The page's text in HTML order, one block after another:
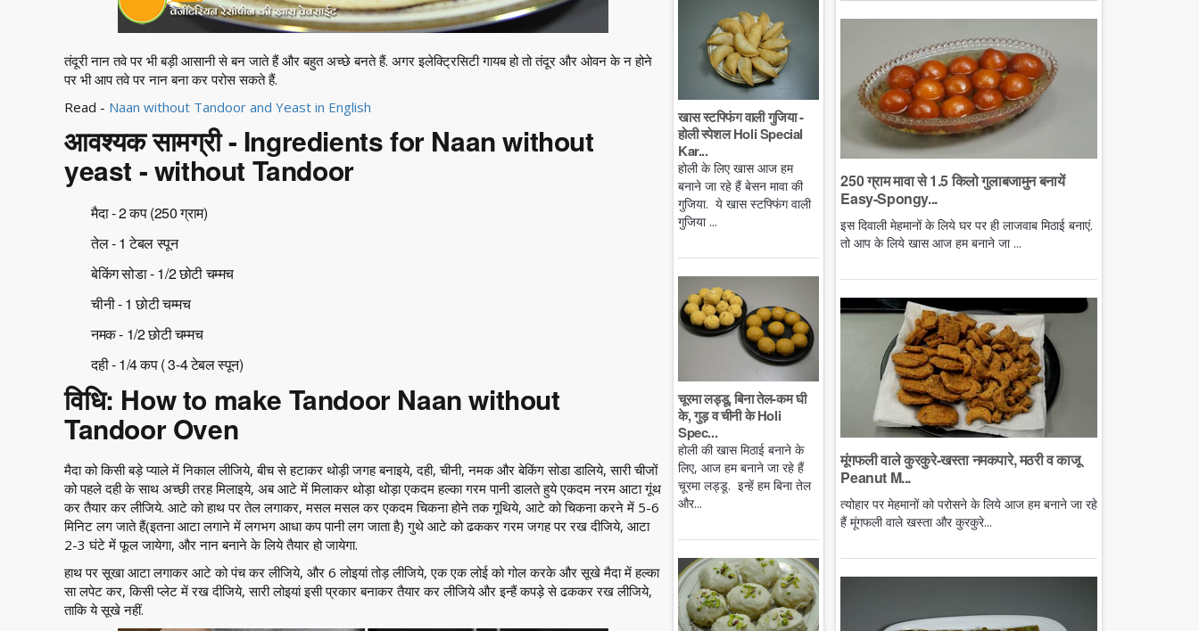
तंदूरी नान तवे पर भी बड़ी आसानी से बन जाते हैं और बहुत अच्छे बनते हैं. अगर इलेक्ट्रिसिटी गायब हो तो तंदूर और ओवन के न होने
पर भी आप तवे पर नान बना कर परोस सकते हैं.
Read - Naan without Tandoor and Yeast in English
आवश्यक सामग्री - Ingredients for Naan without
yeast - without Tandoor
मैदा - 2 कप (250 ग्राम)
तेल - 1 टेबल स्पून
बेकिंग सोडा - 1/2 छोटी चम्मच
चीनी - 1 छोटी चम्मच
नमक - 1/2 छोटी चम्मच
दही - 1/4 कप ( 3-4 टेबल स्पून)
विधि: How to make Tandoor Naan without
Tandoor Oven
मैदा को किसी बड़े प्याले में निकाल लीजिये, बीच से हटाकर थोड़ी जगह बनाइये, दही, चीनी, नमक और बेकिंग सोडा डालिये, सारी चीजों
को पहले दही के साथ अच्छी तरह मिलाइये, अब आटे में मिलाकर थोड़ा थोड़ा एकदम हल्का गरम पानी डालते हुये एकदम नरम आटा गूंथ
कर तैयार कर लीजिये. आटे को हाथ पर तेल लगाकर, मसल मसल कर एकदम चिकना होने तक गूथिये, आटे को चिकना करने में 5-6
मिनिट लग जाते हैं(इतना आटा लगाने में लगभग आधा कप पानी लग जाता है) गुथे आटे को ढककर गरम जगह पर रख दीजिये, आटा
2-3 घंटे में फूल जायेगा, और नान बनाने के लिये तैयार हो जायेगा.
हाथ पर सूखा आटा लगाकर आटे को पंच कर लीजिये, और 6 लोइयां तोड़ लीजिये, एक एक लोई को गोल करके और सूखे मैदा में हल्का
सा लपेट कर, किसी प्लेट में रख दीजिये, सारी लोइयां इसी प्रकार बनाकर तैयार कर लीजिये और इन्हैं कपड़े से ढककर रख लीजिये,
ताकि ये सूखे नहीं.
खास स्टफ्फिंग वाली गुजिया -
होली स्पेशल Holi Special
Kar...
होली के लिए खास आज हम
बनाने जा रहे हैं बेसन मावा की
गुजिया. ये खास स्टफ्फिंग वाली
गुजिया ...
चूरमा लड्डू, बिना तेल-कम घी
के, गुड़ व चीनी के Holi
Spec...
होली की खास मिठाई बनाने के
लिए, आज हम बनाने जा रहे हैं
चूरमा लड्डू. इन्हें हम बिना तेल
और...
250 ग्राम मावा से 1.5 किलो गुलाबजामुन बनायें
Easy-Spongy...
इस दिवाली मेहमानों के लिये घर पर ही लाजवाब मिठाई बनाएं.
तो आप के लिये खास आज हम बनाने जा ...
मूंगफली वाले कुरकुरे-खस्ता नमकपारे, मठरी व काजू
Peanut M...
त्योहार पर मेहमानों को परोसने के लिये आज हम बनाने जा रहे
हैं मूंगफली वाले खस्ता और कुरकुरे...